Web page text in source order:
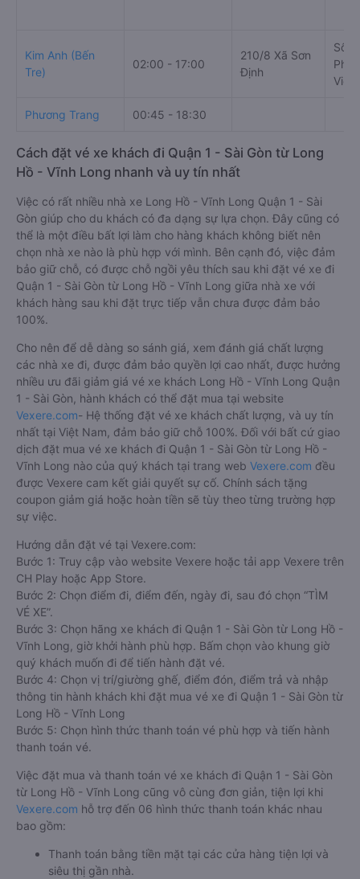
Kim Anh (Bến
Tre)
02:00 - 17:00
210/8 Xã Sơn
Định
Số
Phương Trang 00:45 - 18:30
Cách đặt vé xe khách đi Quận 1 - Sài Gòn từ Long
Hồ - Vĩnh Long nhanh và uy tín nhất
Việc có rất nhiều nhà xe Long Hồ - Vĩnh Long Quận 1 - Sài
Gòn giúp cho du khách có đa dạng sự lựa chọn. Đây cũng có
thể là một điều bất lợi làm cho hàng khách không biết nên
chọn nhà xe nào là phù hợp với mình. Bên cạnh đó, việc đảm
bảo giữ chỗ, có được chỗ ngồi yêu thích sau khi đặt vé xe đi
Quận 1 - Sài Gòn từ Long Hồ - Vĩnh Long giữa nhà xe với
khách hàng sau khi đặt trực tiếp vẫn chưa được đảm bảo
100%.
Cho nên để dễ dàng so sánh giá, xem đánh giá chất lượng
các nhà xe đi, được đảm bảo quyền lợi cao nhất, được hưởng
nhiều ưu đãi giảm giá vé xe khách Long Hồ - Vĩnh Long Quận
1 - Sài Gòn, hành khách có thể đặt mua tại website
Vexere.com- Hệ thống đặt vé xe khách chất lượng, và uy tín
nhất tại Việt Nam, đảm bảo giữ chỗ 100%. Đối với bất cứ giao
dịch đặt mua vé xe khách đi Quận 1 - Sài Gòn từ Long Hồ -
Vĩnh Long nào của quý khách tại trang web Vexere.com đều
được Vexere cam kết giải quyết sự cố. Chính sách tặng
coupon giảm giá hoặc hoàn tiền sẽ tùy theo từng trường hợp
sự việc.
Hướng dẫn đặt vé tại Vexere.com:
Bước 1: Truy cập vào website Vexere hoặc tải app Vexere trên
CH Play hoặc App Store.
Bước 2: Chọn điểm đi, điểm đến, ngày đi, sau đó chọn “TÌM
VÉ XE”.
Bước 3: Chọn hãng xe khách đi Quận 1 - Sài Gòn từ Long Hồ -
Vĩnh Long, giờ khởi hành phù hợp. Bấm chọn vào khung giờ
quý khách muốn đi để tiến hành đặt vé.
Bước 4: Chọn vị trí/giường ghế, điểm đón, điểm trả và nhập
thông tin hành khách khi đặt mua vé xe đi Quận 1 - Sài Gòn từ
Long Hồ - Vĩnh Long
Bước 5: Chọn hình thức thanh toán vé phù hợp và tiến hành
thanh toán vé.
Việc đặt mua và thanh toán vé xe khách đi Quận 1 - Sài Gòn
từ Long Hồ - Vĩnh Long cũng vô cùng đơn giản, tiện lợi khi
Vexere.com hỗ trợ đến 06 hình thức thanh toán khác nhau
bao gồm:
Thanh toán bằng tiền mặt tại các cửa hàng tiện lợi và
siêu thị gần nhà.